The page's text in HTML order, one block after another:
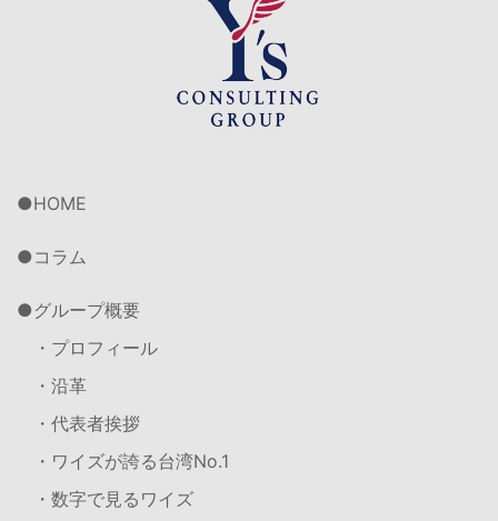
HOME
コラム
グループ概要
・プロフィール
・沿革
・代表者挨拶
・ワイズが誇る台湾No.1
・数字で見るワイズ